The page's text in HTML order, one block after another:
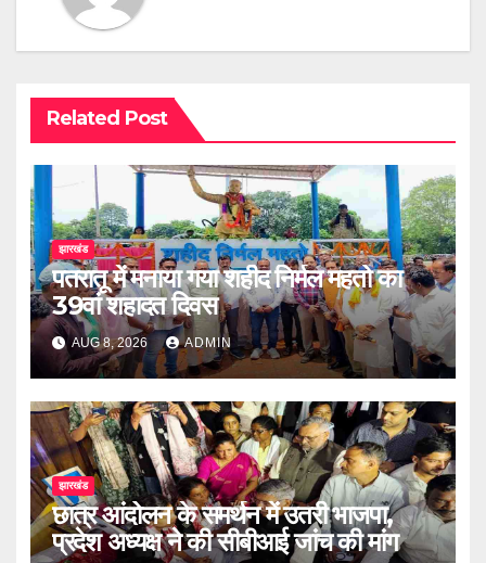
Related Post
झारखंड
पतरातू में मनाया गया शहीद निर्मल महतो का
39वां शहादत दिवस
AUG 8, 2026 ADMIN
झारखंड
छात्र आंदोलन के समर्थन में उतरी भाजपा,
प्रदेश अध्यक्ष ने की सीबीआई जांच की मांग